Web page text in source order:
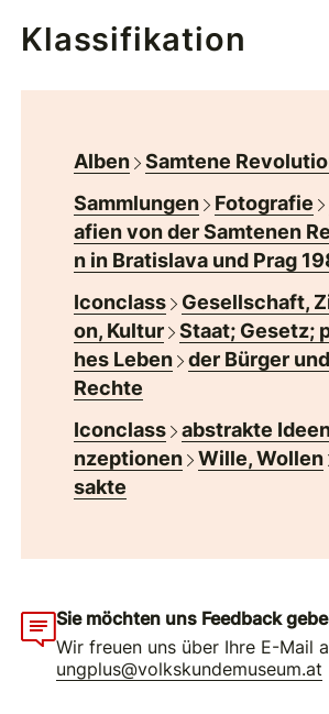
Klassifikation
Alben
Samtene
Sammlungen
Fotografie
afien von der Samtenen
n in Bratislava und Prag
Iconclass
Gesellschaft,
on, Kultur
Staat; Gesetz;
hes Leben
der Bürger
Rechte
Iconclass
abstrakte
nzeptionen
Wille, Wollen
sakte
Sie möchten uns Feedback
Wir freuen uns über Ihre E-Mail
ungplus@volkskundemuseum.at